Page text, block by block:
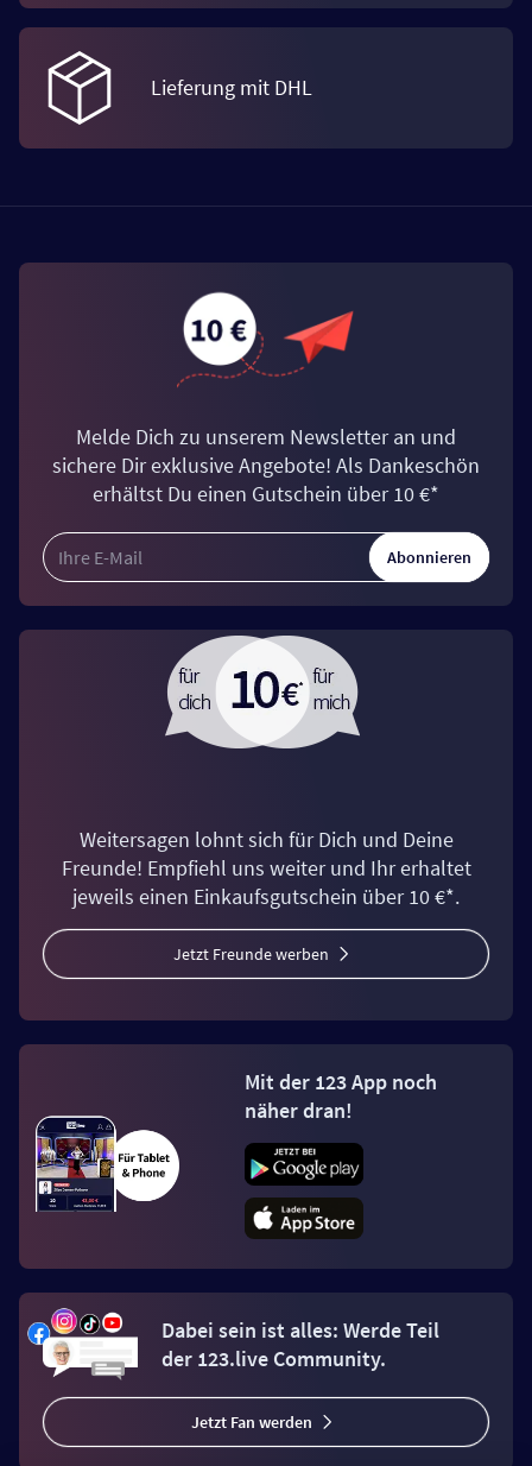
Lieferung mit DHL
Melde Dich zu unserem Newsletter an und
sichere Dir exklusive Angebote! Als Dankeschön
erhältst Du einen Gutschein über 10 €*
Abonnieren
Weitersagen lohnt sich für Dich und Deine
Freunde! Empfiehl uns weiter und Ihr erhaltet
jeweils einen Einkaufsgutschein über 10 €*.
Jetzt Freunde werben
Mit der 123 App noch
näher dran!
Dabei sein ist alles: Werde Teil
der 123.live Community.
Jetzt Fan werden